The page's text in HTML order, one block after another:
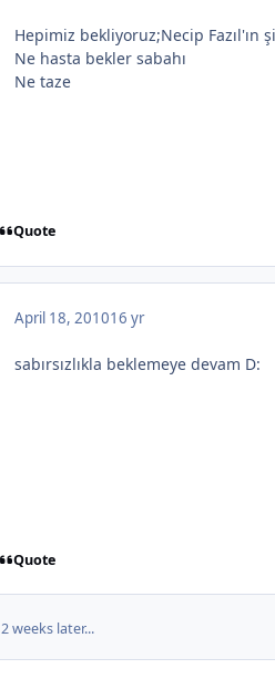
Hepimiz bekliyoruz;Necip Fazıl'ın
Ne hasta bekler sabahı
Ne taze
Quote
April 18, 201016 yr
sabırsızlıkla beklemeye devam D:
Quote
2 weeks later...